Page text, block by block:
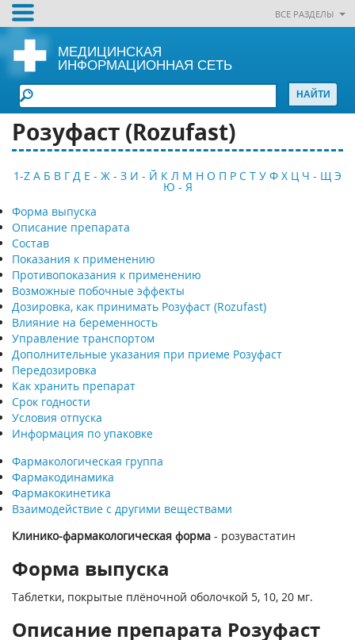
ВСЕ РАЗДЕЛЫ
МЕДИЦИНСКАЯ
ИНФОРМАЦИОННАЯ СЕТЬ
Розуфаст (Rozufast)
1-Z А Б В Г Д Е - Ж - З И - Й К Л М Н О П Р С Т У Ф Х Ц Ч - Щ Э
Ю - Я
Форма выпуска
Описание препарата
Состав
Показания к применению
Противопоказания к применению
Возможные побочные эффекты
Дозировка, как принимать Розуфаст (Rozufast)
Влияние на беременность
Управление транспортом
Дополнительные указания при приеме Розуфаст
Передозировка
Как хранить препарат
Срок годности
Условия отпуска
Информация по упаковке
Фармакологическая группа
Фармакодинамика
Фармакокинетика
Взаимодействие с другими веществами
Клинико-фармакологическая форма - розувастатин
Форма выпуска
Таблетки, покрытые плёночной оболочкой 5, 10, 20 мг.
Описание препарата Розуфаст